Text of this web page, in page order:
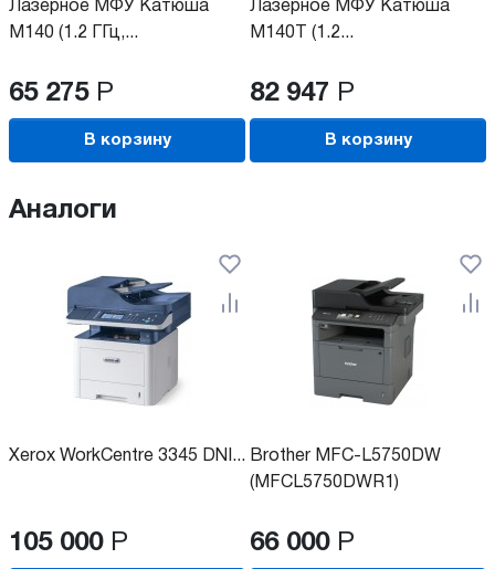
Лазерное МФУ Катюша
М140 (1.2 ГГц,...
65 275 Р
В корзину
Лазерное МФУ Катюша
М140T (1.2...
82 947 Р
В корзину
Аналоги
Xerox WorkCentre 3345 DNI...
105 000 Р
Brother MFC-L5750DW
(MFCL5750DWR1)
66 000 Р